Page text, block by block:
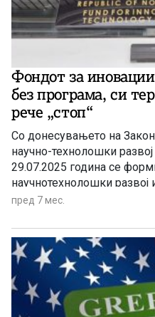
Фондот за
без програма, си
рече „стоп“
Со донесувањето на
научно-технолошки
29.07.2025 година се
научнотехнолошки
правен наследник на
престанува да постои
развој.
пред 7 мес.